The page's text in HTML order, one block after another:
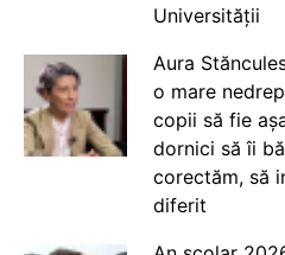
Universității
Aura
o mare
copii să fie
dornici să îi
corectăm, să
diferit